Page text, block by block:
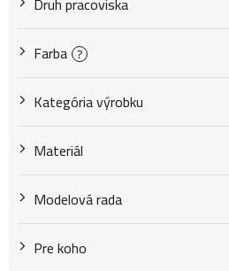
k
o
v
Farba ?
Kategória výrobku
Materiál
Modelová rada
Pre koho